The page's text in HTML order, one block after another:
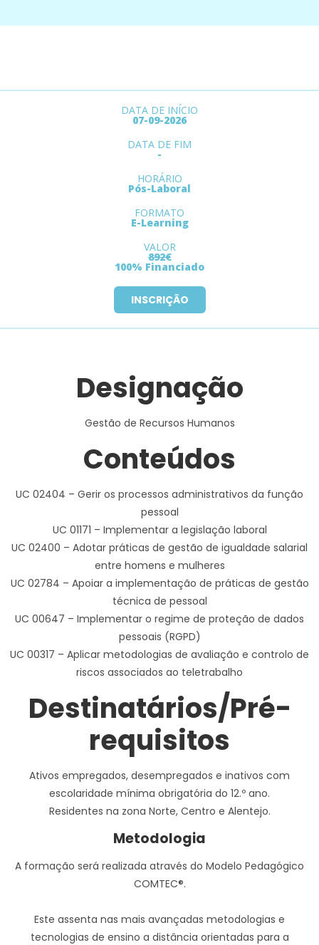
DATA DE INÍCIO
07-09-2026
DATA DE FIM
-
HORÁRIO
Pós-Laboral
FORMATO
E-Learning
VALOR
892€
100% Financiado
INSCRIÇÃO
Designação
Gestão de Recursos Humanos
Conteúdos
UC 02404 – Gerir os processos administrativos da função
pessoal
UC 01171 – Implementar a legislação laboral
UC 02400 – Adotar práticas de gestão de igualdade salarial
entre homens e mulheres
UC 02784 – Apoiar a implementação de práticas de gestão
técnica de pessoal
UC 00647 – Implementar o regime de proteção de dados
pessoais (RGPD)
UC 00317 – Aplicar metodologias de avaliação e controlo de
riscos associados ao teletrabalho
Destinatários/Pré-
requisitos
Ativos empregados, desempregados e inativos com
escolaridade mínima obrigatória do 12.º ano.
Residentes na zona Norte, Centro e Alentejo.
Metodologia
A formação será realizada através do Modelo Pedagógico
COMTEC®.
Este assenta nas mais avançadas metodologias e
tecnologias de ensino a distância orientadas para a